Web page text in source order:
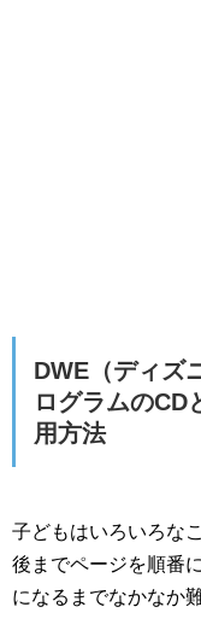
DWE（ディズ
ログラムのCD
用方法
子どもはいろいろな
後までページを順番
になるまでなかなか